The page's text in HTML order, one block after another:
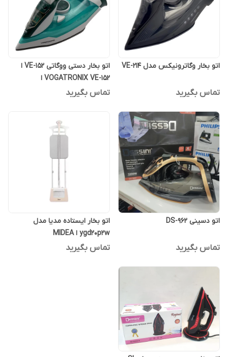
اتو بخار وگاترونیکس مدل VE-214
تماس بگیرید
اتو بخار دستی ووگاتی VE-152 ا
VOGATRONIX VE-152 ا
VOGATRONIX VE-152
تماس بگیرید
اتو دسینی DS-962
تماس بگیرید
اتو بخار ایستاده مدیا مدل
ygd20p2w ا MIDEA
تماس بگیرید